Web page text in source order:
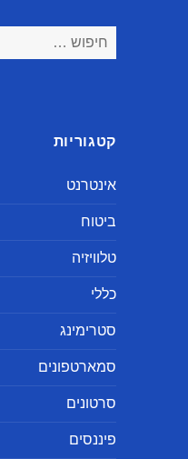
חיפוש:
קטגוריות
אינטרנט
ביטוח
טלוויזיה
כללי
סטרימינג
סמארטפונים
סרטונים
פיננסים